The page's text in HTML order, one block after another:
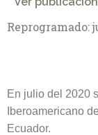
Reprogramado:
En julio del 2020
Iberoamericano
Ecuador.